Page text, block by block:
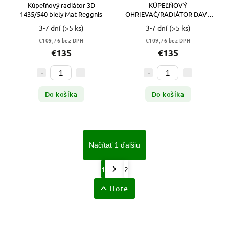
Kúpeľňový radiátor 3D
1435/540 biely Mat Reggnis
3-7 dní (>5 ks)
€109,76 bez DPH
€135
Do košíka
KÚPEĽŇOVÝ
OHRIEVAČ/RADIÁTOR DAVE
1580x550 ČIERNA MAT 1130W
3-7 dní (>5 ks)
€109,76 bez DPH
€135
Do košíka
Načítať 1 ďalšiu
1 2
Hore